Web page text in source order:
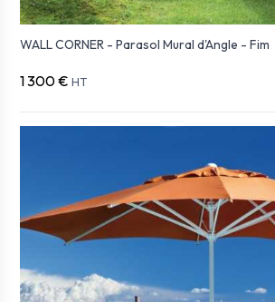
WALL CORNER - Parasol Mural d'Angle - Fim
1 300 € HT